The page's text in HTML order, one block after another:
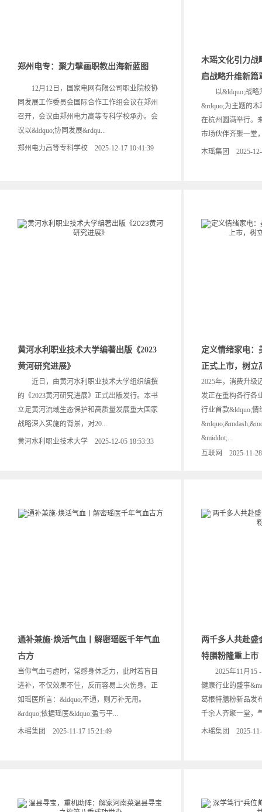
郑州电专：聚力擘画职教出海新蓝图
12月12日，国家电网有限公司职业院校协
同发展工作委员会国际合作工作组会议在郑州
召开，会议由郑州电力高等专科学校承办。会
议以&ldquo;协同发展&rdqu...
郑州电力高等专科学校 2025-12-17 10:41:39
木瑶文化引力战
启战略升维新篇
以&ldquo;战略
&rdquo;为主题的
在杭州圆满举行。
市场伙伴齐聚一堂
木瑶集团 2025-12-
黄河水利职业技术大学编著出版《2023
黄河研究进展》
近日，由黄河水利职业技术大学组织编撰
的《2023黄河研究进展》正式出版发行。本书
立足黄河流域生态保护和高质量发展重大国家
战略深入实施的背景，对20...
黄河水利职业技术大学 2025-12-05 18:53:33
定义情绪家电：
正式上市，树立
2025年，消费升级
发正在重构各行各
行业首款&ldquo;情
&middot;...
互联网 2025-11-28
通补兼施·焕活气血丨解密瑶医千年气血
古方
当你气血亏虚时，常感身体乏力，此时若盲目
进补，不仅效果不佳，反而容易上火伤身。正
如瑶医所言：&ldquo;不通，则万补无用。
&rdquo;依据瑶医&ldquo;盈亏平...
木瑶集团 2025-11-17 15:21:49
两千多人共赴盛
特膳粉隆重上市
2025年11月15 -
健康行业的盛事
葛根特膳粉新品发
千余人齐聚一堂，
木瑶集团 2025-11-